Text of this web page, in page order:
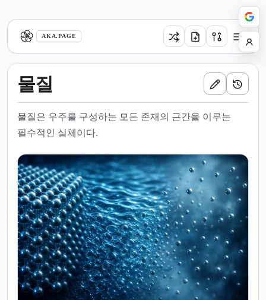
AKA.PAGE
물질
물질은 우주를 구성하는 모든 존재의 근간을 이루는
필수적인 실체이다.